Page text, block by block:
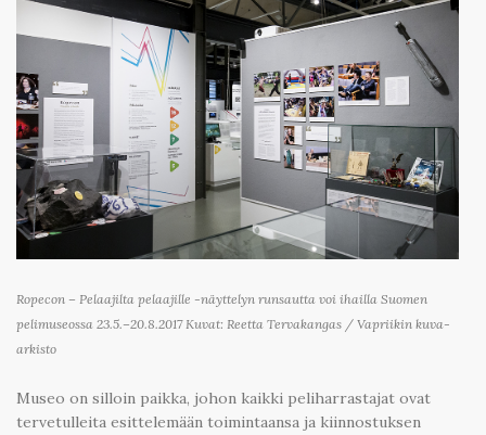
Ropecon – Pelaajilta pelaajille -näyttelyn runsautta voi ihailla Suomen
pelimuseossa 23.5.–20.8.2017 Kuvat: Reetta Tervakangas / Vapriikin kuva-
arkisto
Museo on silloin paikka, johon kaikki peliharrastajat ovat
tervetulleita esittelemään toimintaansa ja kiinnostuksen